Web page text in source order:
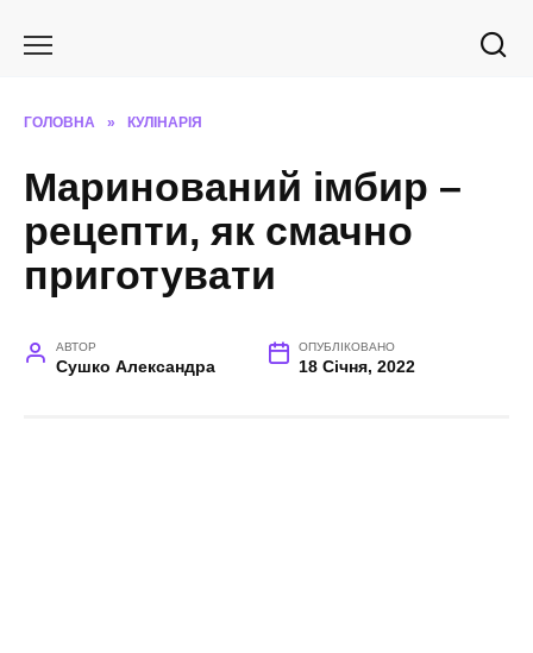
ГОЛОВНА » КУЛІНАРІЯ
Маринований імбир –
рецепти, як смачно
приготувати
АВТОР
Сушко Александра
ОПУБЛІКОВАНО
18 Січня, 2022